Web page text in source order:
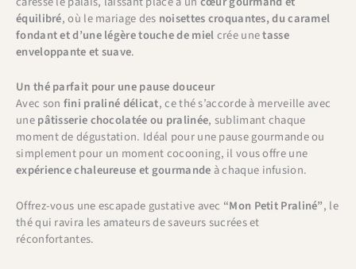
équilibré, où le mariage des noisettes croquantes, du caramel
fondant et d’une légère touche de mielcrée unetasse
enveloppante et suave.
Un thé parfait pour une pause douceur
Avec son fini praliné délicat, ce thé s’accorde à merveille avec
unepâtisserie chocolatée ou pralinée, sublimant chaque
moment de dégustation. Idéal pour une pause gourmande ou
simplement pour un moment cocooning, il vous offre une
expérience chaleureuse et gourmandeà chaque infusion.
Offrez-vous une escapade gustative avec “Mon Petit Praliné”, le
thé qui ravira les amateurs de saveurs sucrées et
réconfortantes.